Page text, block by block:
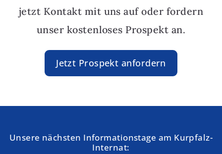
jetzt Kontakt mit uns auf oder fordern
unser kostenloses Prospekt an.
Jetzt Prospekt anfordern
Unsere nächsten Informationstage am Kurpfalz-
Internat: